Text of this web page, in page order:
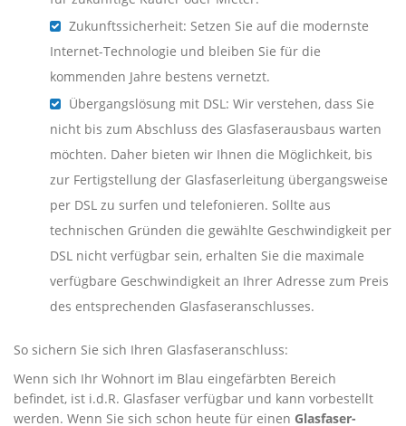
Zukunftssicherheit: Setzen Sie auf die modernste
Internet-Technologie und bleiben Sie für die
kommenden Jahre bestens vernetzt.
Übergangslösung mit DSL: Wir verstehen, dass Sie
nicht bis zum Abschluss des Glasfaserausbaus warten
möchten. Daher bieten wir Ihnen die Möglichkeit, bis
zur Fertigstellung der Glasfaserleitung übergangsweise
per DSL zu surfen und telefonieren. Sollte aus
technischen Gründen die gewählte Geschwindigkeit per
DSL nicht verfügbar sein, erhalten Sie die maximale
verfügbare Geschwindigkeit an Ihrer Adresse zum Preis
des entsprechenden Glasfaseranschlusses.
So sichern Sie sich Ihren Glasfaseranschluss:
Wenn sich Ihr Wohnort im Blau eingefärbten Bereich
befindet, ist i.d.R. Glasfaser verfügbar und kann vorbestellt
werden. Wenn Sie sich schon heute für einen Glasfaser-